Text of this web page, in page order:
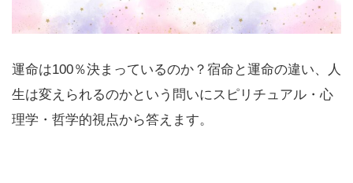
運命は100％決まっているのか？宿命と運命の違い、人
生は変えられるのかという問いにスピリチュアル・心
理学・哲学的視点から答えます。